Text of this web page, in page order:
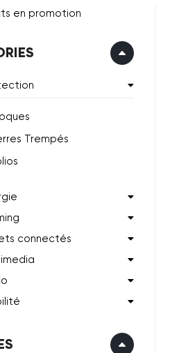
en promotion
Trempés
connectés